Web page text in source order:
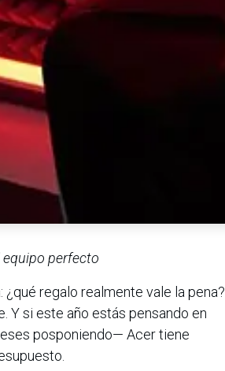
equipo perfecto
regalo realmente vale la pena?
Y si este año estás pensando en
posponiendo— Acer tiene